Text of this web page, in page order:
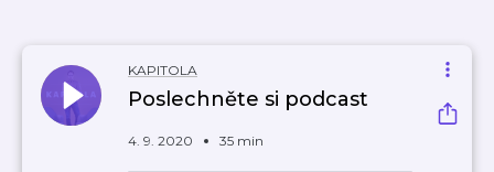
KAPITOLA
Poslechněte si podcast
4. 9. 2020 35 min